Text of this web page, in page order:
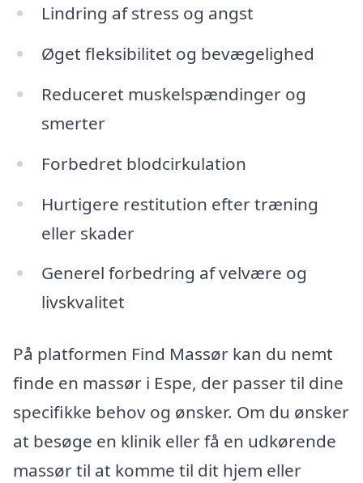
Lindring af stress og angst
Øget fleksibilitet og bevægelighed
Reduceret muskelspændinger og
smerter
Forbedret blodcirkulation
Hurtigere restitution efter træning
eller skader
Generel forbedring af velvære og
livskvalitet
På platformen Find Massør kan du nemt
finde en massør i Espe, der passer til dine
specifikke behov og ønsker. Om du ønsker
at besøge en klinik eller få en udkørende
massør til at komme til dit hjem eller